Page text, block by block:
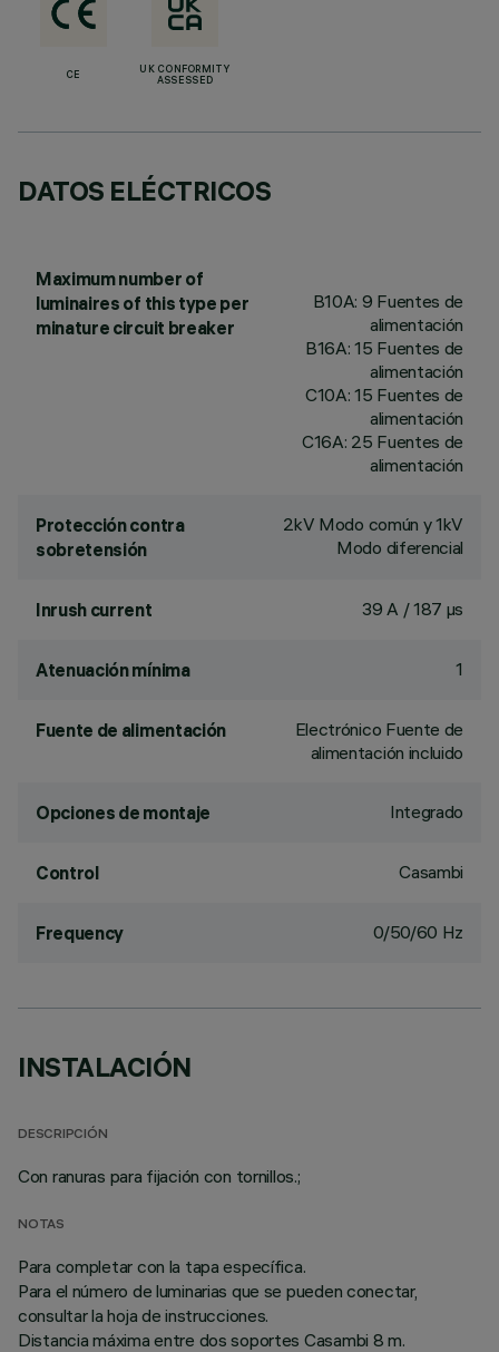
CE
UK CONFORMITY
ASSESSED
DATOS ELÉCTRICOS
Maximum number of
luminaires of this type per
minature circuit breaker
B10A: 9 Fuentes de
alimentación
B16A: 15 Fuentes de
alimentación
C10A: 15 Fuentes de
alimentación
C16A: 25 Fuentes de
alimentación
Protección contra
sobretensión
2kV Modo común y 1kV
Modo diferencial
Inrush current 39 A / 187 µs
Atenuación mínima 1
Fuente de alimentación
Electrónico Fuente de
alimentación incluido
Opciones de montaje Integrado
Control Casambi
Frequency 0/50/60 Hz
INSTALACIÓN
DESCRIPCIÓN
Con ranuras para fijación con tornillos.;
NOTAS
Para completar con la tapa específica.
Para el número de luminarias que se pueden conectar,
consultar la hoja de instrucciones.
Distancia máxima entre dos soportes Casambi 8 m.